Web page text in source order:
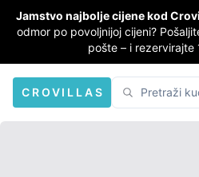
Jamstvo najbolje cijene kod
odmor po povoljnijoj cijeni?
pošte – i rezervirajte
CROVILLAS